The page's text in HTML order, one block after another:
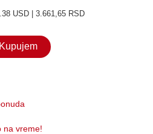
USD | 3.661,65 RSD
Kupujem
na vreme!